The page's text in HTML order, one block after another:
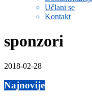
Učlani se
Kontakt
sponzori
2018-02-28
Najnovije